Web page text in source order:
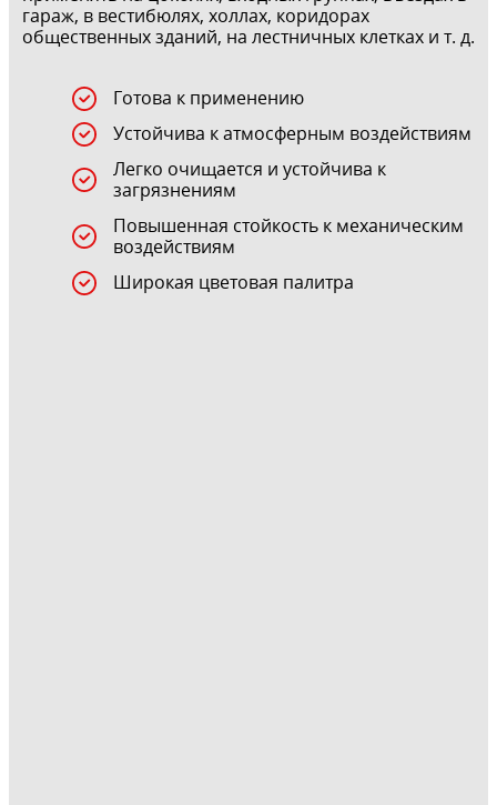
гараж, в вестибюлях, холлах, коридорах
общественных зданий, на лестничных клетках и т. д.
Готова к применению
Устойчива к атмосферным воздействиям
Легко очищается и устойчива к
загрязнениям
Повышенная стойкость к механическим
воздействиям
Широкая цветовая палитра